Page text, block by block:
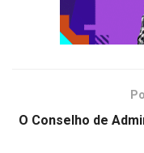
O Conselho de